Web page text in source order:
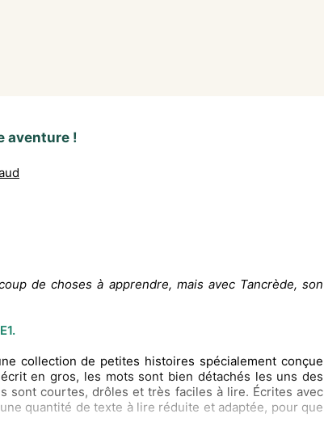
aventure !
de choses à apprendre, mais avec Tancrède, son
collection de petites histoires spécialement conçue
en gros, les mots sont bien détachés les uns des
sont courtes, drôles et très faciles à lire. Écrites avec
quantité de texte à lire réduite et adaptée, pour que